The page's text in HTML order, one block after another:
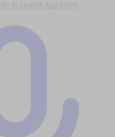
in unserer App hören.